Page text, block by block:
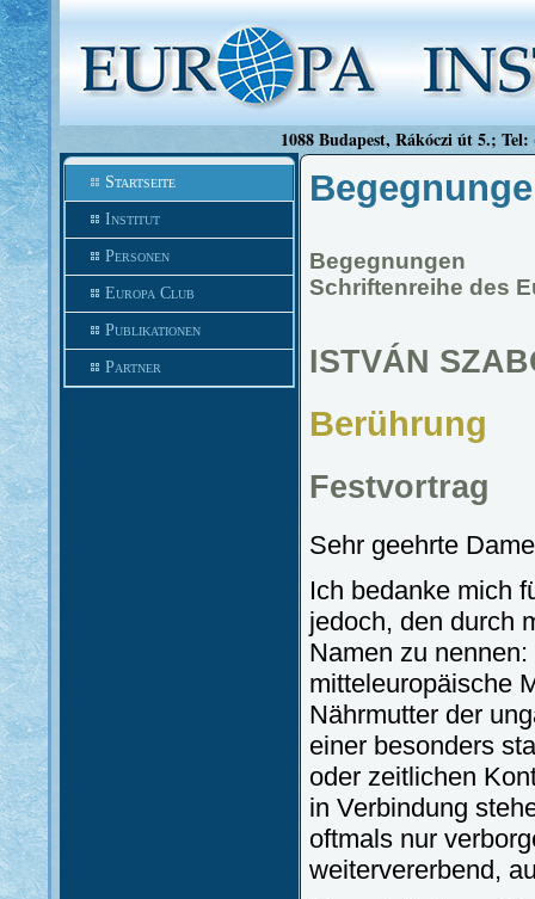
1088 Budapest, Rákóczi út 5.;
Startseite
Institut
Personen
Europa Club
Publikationen
Partner
Begegnungen
Schriftenreihe des
ISTVÁN
Berührung
Festvortrag
Sehr geehrte
Ich bedanke mich
jedoch, den durch
Namen zu
mitteleuropäische
Nährmutter der
einer besonders
oder zeitlichen
in Verbindung
oftmals nur
weitervererbend,